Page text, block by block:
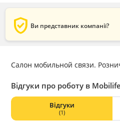
verified_user Ви представник компанії?
Салон мобильной связи.
Відгуки про роботу в
Відгуки
(1)